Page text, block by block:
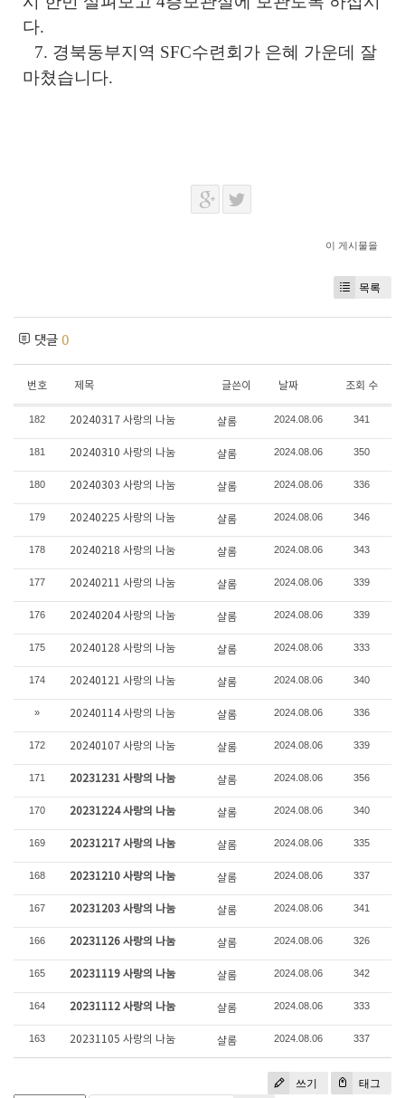
다.
7. 경북동부지역 SFC수련회가 은혜 가운데 잘
마쳤습니다.
이 게시물을
목록
댓글 0
번호 제목 글쓴이 날짜 조회 수
182 20240317 사랑의 나눔 샬롬 2024.08.06 341
181 20240310 사랑의 나눔 샬롬 2024.08.06 350
180 20240303 사랑의 나눔 샬롬 2024.08.06 336
179 20240225 사랑의 나눔 샬롬 2024.08.06 346
178 20240218 사랑의 나눔 샬롬 2024.08.06 343
177 20240211 사랑의 나눔 샬롬 2024.08.06 339
176 20240204 사랑의 나눔 샬롬 2024.08.06 339
175 20240128 사랑의 나눔 샬롬 2024.08.06 333
174 20240121 사랑의 나눔 샬롬 2024.08.06 340
» 20240114 사랑의 나눔 샬롬 2024.08.06 336
172 20240107 사랑의 나눔 샬롬 2024.08.06 339
171 20231231 사랑의 나눔 샬롬 2024.08.06 356
170 20231224 사랑의 나눔 샬롬 2024.08.06 340
169 20231217 사랑의 나눔 샬롬 2024.08.06 335
168 20231210 사랑의 나눔 샬롬 2024.08.06 337
167 20231203 사랑의 나눔 샬롬 2024.08.06 341
166 20231126 사랑의 나눔 샬롬 2024.08.06 326
165 20231119 사랑의 나눔 샬롬 2024.08.06 342
164 20231112 사랑의 나눔 샬롬 2024.08.06 333
163 20231105 사랑의 나눔 샬롬 2024.08.06 337
쓰기 태그